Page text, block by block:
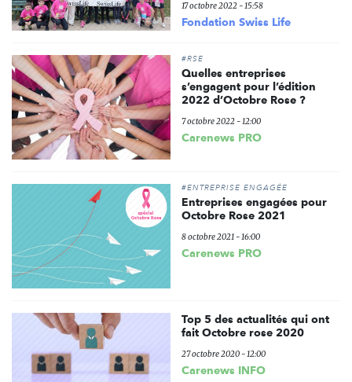
17 octobre 2022 - 15:58
Fondation Swiss Life
#RSE
Quelles entreprises
s’engagent pour l’édition
2022 d’Octobre Rose ?
7 octobre 2022 - 12:00
Carenews PRO
#ENTREPRISE ENGAGÉE
Entreprises engagées pour
Octobre Rose 2021
8 octobre 2021 - 16:00
Carenews PRO
Top 5 des actualités qui ont
fait Octobre rose 2020
27 octobre 2020 - 12:00
Carenews INFO